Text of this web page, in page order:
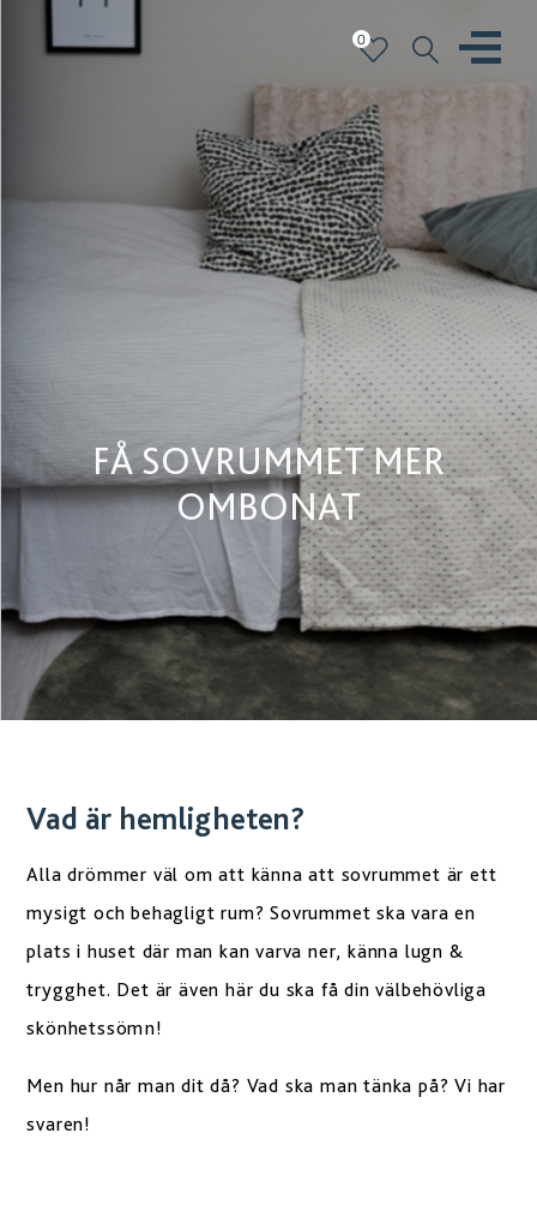
0
FÅ SOVRUMMET MER
OMBONAT
Vad är hemligheten?
Alla drömmer väl om att känna att sovrummet är ett
mysigt och behagligt rum? Sovrummet ska vara en
plats i huset där man kan varva ner, känna lugn &
trygghet. Det är även här du ska få din välbehövliga
skönhetssömn!
Men hur når man dit då? Vad ska man tänka på? Vi har
svaren!